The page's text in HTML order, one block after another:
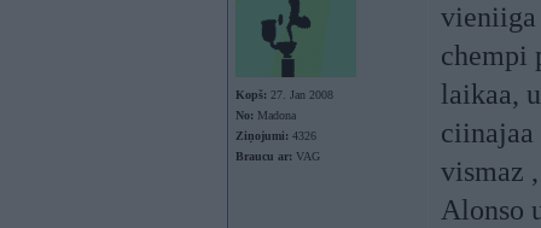
Kopš: 27. Jan 2008
No: Madona
Ziņojumi: 4326
Braucu ar: VAG
vieniiga
chempi
laikaa,
ciinajaa
vismaz
Alonso